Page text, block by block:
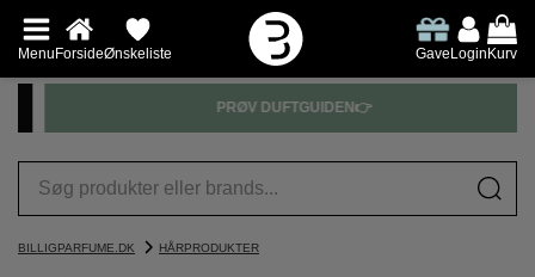
MenuForsideØnskeliste GaveLoginKurv
PRØV DUFTGUIDEN👉
BILLIGPARFUME.DK HÅRPRODUKTER